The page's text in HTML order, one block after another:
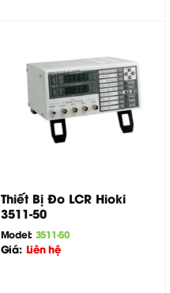
Thiết Bị Đo LCR Hioki
3511-50
Model: 3511-50
Giá: Liên hệ